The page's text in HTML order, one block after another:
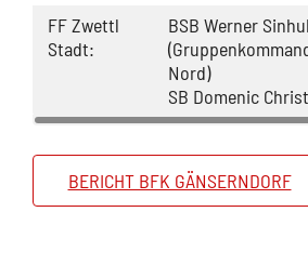
FF Zwettl
Stadt:
BSB Werner
Nord)
SB Domenic
BERICHT BFK GÄNSERNDORF